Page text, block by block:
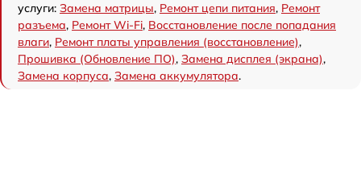
услуги: Замена матрицы, Ремонт цепи питания, Ремонт
разъема, Ремонт Wi-Fi, Восстановление после попадания
влаги, Ремонт платы управления (восстановление),
Прошивка (Обновление ПО), Замена дисплея (экрана),
Замена корпуса, Замена аккумулятора.